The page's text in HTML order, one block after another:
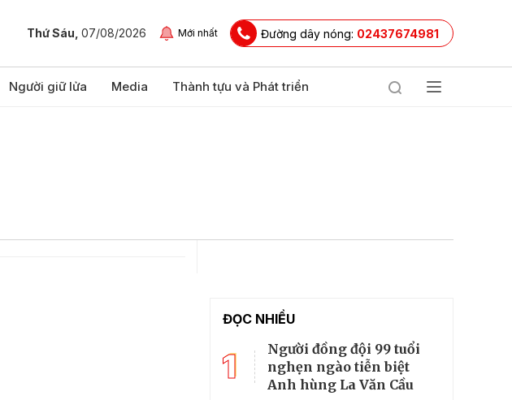
Thứ Sáu, 07/08/2026 Mới nhất Đường dây nóng: 02437674981
Người giữ lửa Media Thành tựu và Phát triển
ĐỌC NHIỀU
1
Người đồng đội 99 tuổi
nghẹn ngào tiễn biệt
Anh hùng La Văn Cầu